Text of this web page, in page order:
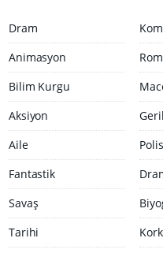
Dram
Animasyon
Bilim Kurgu
Aksiyon
Aile
Fantastik
Savaş
Tarihi